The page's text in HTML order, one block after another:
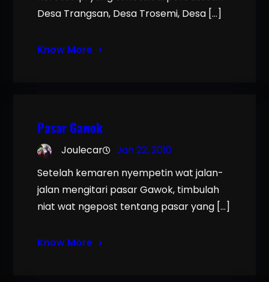
Desa Trangsan, Desa Trosemi, Desa […]
Know More
Pasar Gawok
Joulecar
Jan 22, 2010
Setelah kemaren nyempetin wat jalan-
jalan mengitari pasar Gawok, timbulah
niat wat ngepost tentang pasar yang […]
Know More